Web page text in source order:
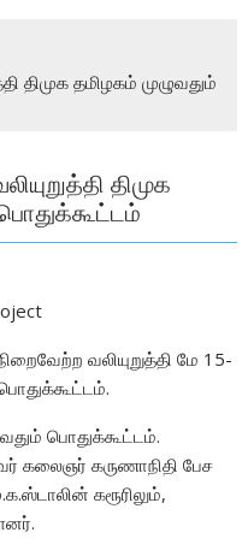
திமுக தமிழகம் முழுவதும்
திமுக
வலியுறுத்தி மே 15-
பொதுக்கூட்டம்.
கலைஞர் கருணாநிதி பேச
கரூரிலும்,